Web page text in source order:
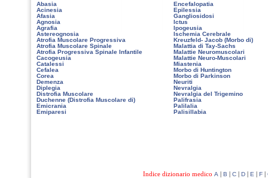
Abasia
Encefalopatia
Acinesia
Epilessia
Afasia
Gangliosidosi
Agnosia
Ictus
Agrafia
Ipogeusia
Astereognosia
Ischemia Cerebrale
Atrofia Muscolare Progressiva
Kreuzfeld- Jacob (Morbo di)
Atrofia Muscolare Spinale
Malattia di Tay-Sachs
Atrofia Progressiva Spinale Infantile
Malattie Neuromuscolari
Cacogeusia
Malattie Neuro-Muscolari
Catalessi
Miastenia
Cefalea
Morbo di Huntington
Corea
Morbo di Parkinson
Demenza
Neuriti
Diplegia
Nevralgia
Distrofia Muscolare
Nevralgia del Trigemino
Duchenne (Distrofia Muscolare di)
Palifrasia
Emicrania
Palilalia
Emiparesi
Palisillabia
Indice dizionario medico A | B | C| D| E | F|